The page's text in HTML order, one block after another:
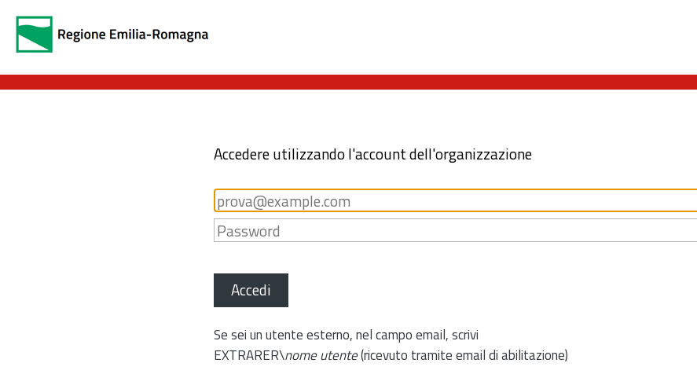
Accedere utilizzando l'account dell'organizzazione
Accedi
Se sei un utente esterno, nel campo email, scrivi
EXTRARER\nome utente(ricevuto tramite email di abilitazione)